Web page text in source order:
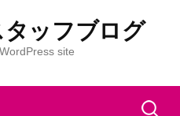
タッフブログ
site
検